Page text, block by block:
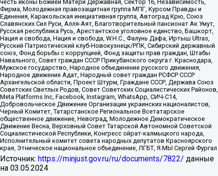
честь иконы Божией Матери Державная, Сектор 16, Независимость,
Фирма, Молодежная правозащитная группа МПГ, Курсом Правды и
Единения, Каракольская инициативная группа, Автоград Крю, Союз
Славянских Сил Руси, Алля-Аят, Благотворительный пансионат Ак Умут,
Русская республика Русь, Арестантское уголовное единство, Башкорт,
Нация и свобода, Нация и свобода, W.H.С., Фалунь Дафа, Иртыш Ultras,
Русский Патриотический клуб-Новокузнецк/РПК, Сибирский державный
союз, Фонд борьбы с коррупцией, Фонд защиты прав граждан, Штабы
Навального, Совет граждан СССР Прикубанского округа г. Краснодара,
Мужское государство, Народное объединение русского движения,
Народное движение Адат, Народный совет граждан РСФСР СССР
Архангельской области, Проект Штурм, Граждане СССР, Держава Союз
Советских Светлых Родов, Совет Советских Социалистических Районов,
Meta Platforms Inc, Facebook, Instagram, WhatsApp, СИЧ-С14,
Добровольческое Движение Организации украинских националистов,
Черный Комитет, Татарстанское Региональное Всетатарское
общественное движение, Невоград, Молодежное Демократическое
Движение Весна, Верховный Совет Татарской Автономной Советской
Социалистической Республики, Конгресс ойрат-калмыцкого народа,
Исполнительный комитет совета народных депутатов Красноярского
края, Этническое национальное объединение, ЛГБТ, Я.МЫ Сергей Фургал
Источник: https://minjust.gov.ru/ru/documents/7822/ данные
на 03.05.2024